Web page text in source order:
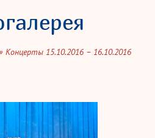
Концерты 15.10.2016 – 16.10.2016